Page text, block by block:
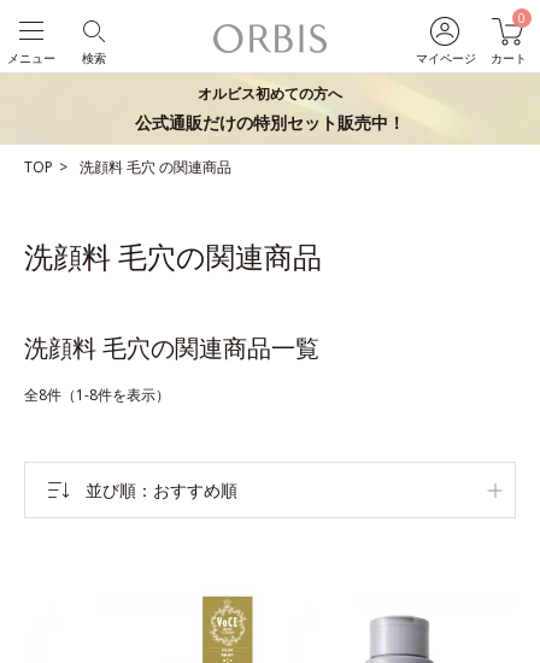
マイページ
0
カート
検索
メニュー
オルビス初めての方へ
公式通販だけの特別セット販売中！
TOP 洗顔料毛穴 の関連商品
洗顔料 毛穴の関連商品
洗顔料 毛穴の関連商品一覧
全8件（1-8件を表示）
並び順 おすすめ順